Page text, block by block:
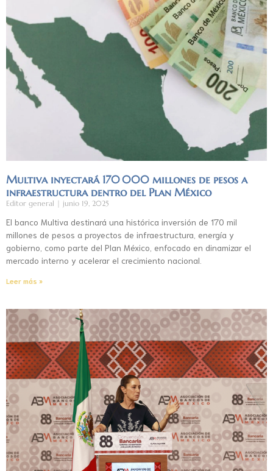
Multiva inyectará 170 000 millones de pesos a
infraestructura dentro del Plan México
Editor general junio 19, 2025
El banco Multiva destinará una histórica inversión de 170 mil
millones de pesos a proyectos de infraestructura, energía y
gobierno, como parte del Plan México, enfocado en dinamizar el
mercado interno y acelerar el crecimiento nacional.
Leer más »